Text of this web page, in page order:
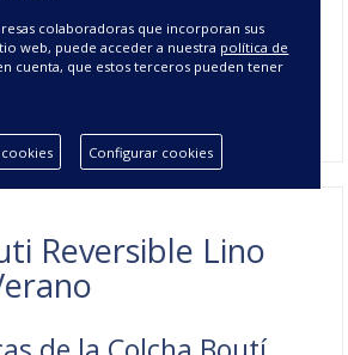
Lino, una colcha confeccionado
de poliéster y un relleno de 160
Dibujo de lino sobre fondo liso. Está
de cama y 8 colores. Se
Reversible Lino
colaboradoras que incorporan sus
web, puede acceder a nuestra política de
cuenta, que estos terceros pueden tener
Configurar cookies